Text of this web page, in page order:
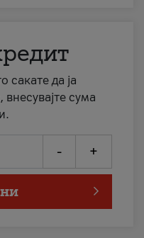
сакате да ја
сума
- +